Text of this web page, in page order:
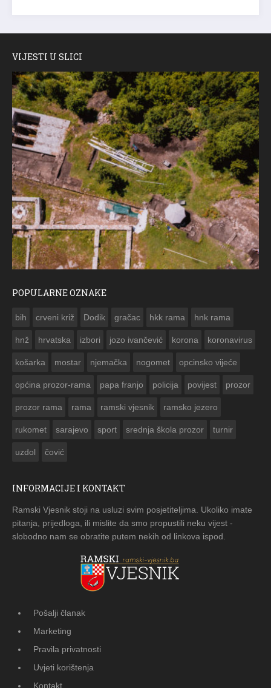
VIJESTI U SLICI
POPULARNE OZNAKE
bih crveni križ Dodik gračac hkk rama hnk rama
hnž hrvatska izbori jozo ivančević korona koronavirus
košarka mostar njemačka nogomet opcinsko vijeće
općina prozor-rama papa franjo policija povijest prozor
prozor rama rama ramski vjesnik ramsko jezero
rukomet sarajevo sport srednja škola prozor turnir
uzdol čović
INFORMACIJE I KONTAKT
Ramski Vjesnik stoji na usluzi svim posjetiteljima. Ukoliko imate
pitanja, prijedloga, ili mislite da smo propustili neku vijest -
slobodno nam se obratite putem nekih od linkova ispod.
Pošalji članak
Marketing
Pravila privatnosti
Uvjeti korištenja
Kontakt